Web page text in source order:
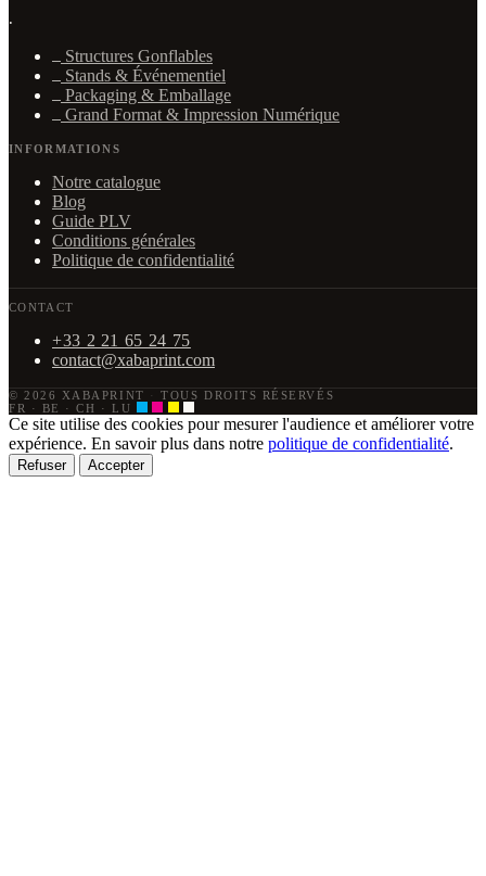
·
Structures Gonflables
Stands & Événementiel
Packaging & Emballage
Grand Format & Impression Numérique
INFORMATIONS
Notre catalogue
Blog
Guide PLV
Conditions générales
Politique de confidentialité
CONTACT
+33 2 21 65 24 75
contact@xabaprint.com
© 2026 XABAPRINT ·
TOUS DROITS RÉSERVÉS
FR · BE · CH · LU
Ce site utilise des cookies pour mesurer l'audience et améliorer votre
expérience. En savoir plus dans notre politique de confidentialité.
Refuser Accepter